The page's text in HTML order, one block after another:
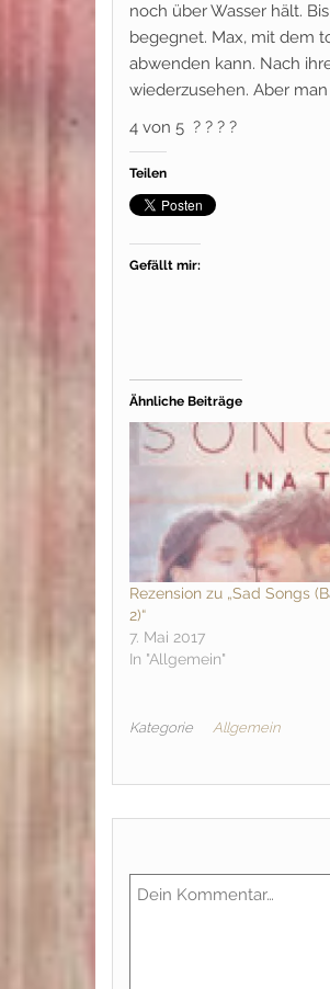
noch über Wasser hält.
begegnet. Max, mit dem
abwenden kann. Nach
wiederzusehen. Aber
4 von 5 ? ? ? ?
Teilen
Gefällt mir:
Ähnliche Beiträge
Rezension zu „Sad Songs
2)“
7. Mai 2017
In "Allgemein"
Kategorie Allgemein